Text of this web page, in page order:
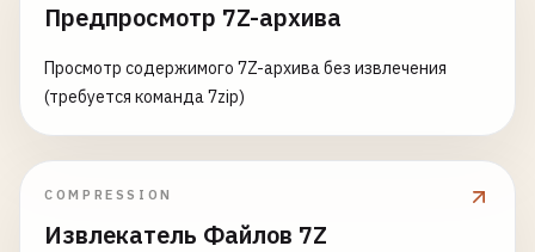
Предпросмотр 7Z-архива
Просмотр содержимого 7Z-архива без извлечения
(требуется команда 7zip)
COMPRESSION
Извлекатель Файлов 7Z